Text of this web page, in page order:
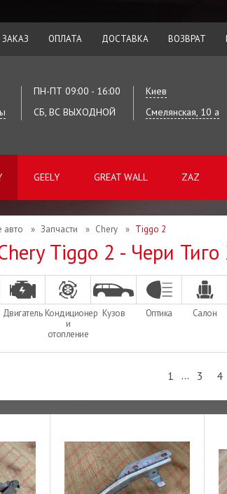
ЗАКАЗ ОПЛАТА ДОСТАВКА ВОЗВРАТ
ПН-ПТ 09:00 - 16:00
СБ, ВС ВЫХОДНОЙ
Киев
Смелянская, 10 а
GEELY GREAT WALL ZAZ
авто » Запчасти » Chery » Tiggo 2
Tiggo 2 - Чери
Двигатель Кондиционер
и
отопление
Кузов Оптика Салон
1 ... 3 4